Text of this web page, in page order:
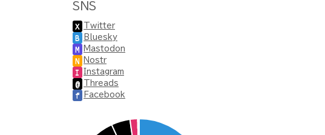
SNS
X Twitter
B Bluesky
M Mastodon
N Nostr
I Instagram
@ Threads
f Facebook